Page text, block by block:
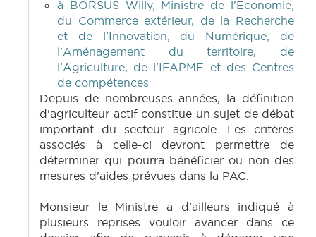
à BORSUS Willy, Ministre de l'Economie,
du Commerce extérieur, de la Recherche
et de l'Innovation, du Numérique, de
l'Aménagement du territoire, de
l'Agriculture, de l'IFAPME et des Centres
de compétences
Depuis de nombreuses années, la définition
d'agriculteur actif constitue un sujet de débat
important du secteur agricole. Les critères
associés à celle-ci devront permettre de
déterminer qui pourra bénéficier ou non des
mesures d'aides prévues dans la PAC.
Monsieur le Ministre a d'ailleurs indiqué à
plusieurs reprises vouloir avancer dans ce